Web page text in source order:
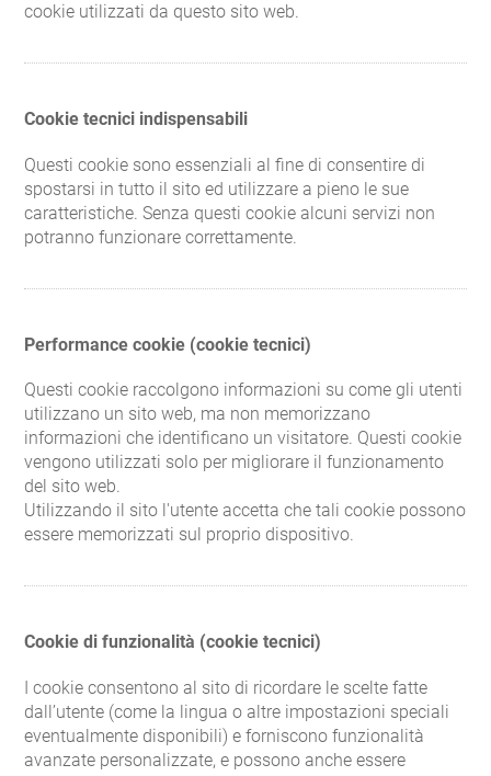
cookie utilizzati da questo sito web.
Cookie tecnici indispensabili
Questi cookie sono essenziali al fine di consentire di
spostarsi in tutto il sito ed utilizzare a pieno le sue
caratteristiche. Senza questi cookie alcuni servizi non
potranno funzionare correttamente.
Performance cookie (cookie tecnici)
Questi cookie raccolgono informazioni su come gli utenti
utilizzano un sito web, ma non memorizzano
informazioni che identificano un visitatore. Questi cookie
vengono utilizzati solo per migliorare il funzionamento
del sito web.
Utilizzando il sito l'utente accetta che tali cookie possono
essere memorizzati sul proprio dispositivo.
Cookie di funzionalità (cookie tecnici)
I cookie consentono al sito di ricordare le scelte fatte
dall’utente (come la lingua o altre impostazioni speciali
eventualmente disponibili) e forniscono funzionalità
avanzate personalizzate, e possono anche essere